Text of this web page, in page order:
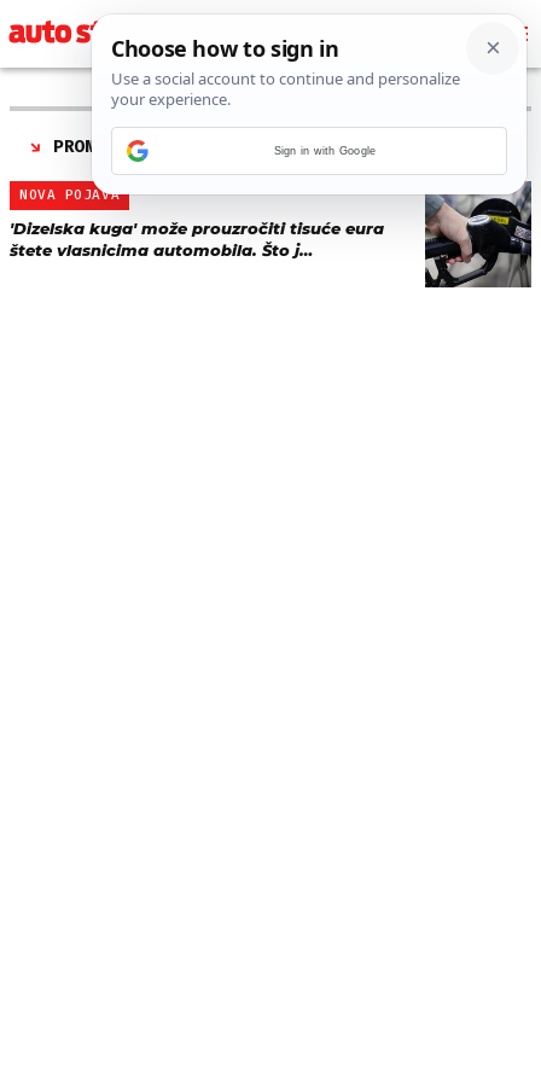
PRONAĐENO 1 REZULTATA ZA TAG “DIZELSKA KUGA
NOVA POJAVA
'Dizelska kuga' može prouzročiti tisuće eura
štete vlasnicima automobila. Što j…
Sign in with Google